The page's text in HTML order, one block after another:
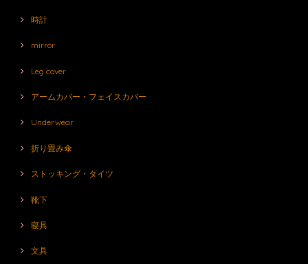
時計
mirror
Leg cover
アームカバー・フェイスカバー
Underwear
折り畳み傘
ストッキング・タイツ
靴下
寝具
文具